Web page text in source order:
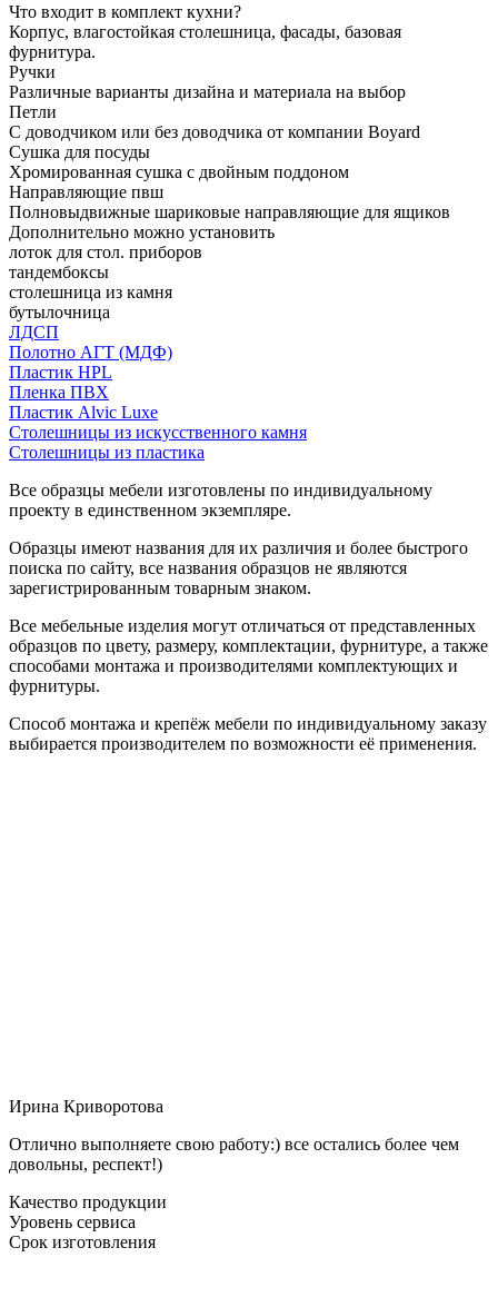
Что входит в комплект кухни?
Корпус, влагостойкая столешница, фасады, базовая
фурнитура.
Ручки
Различные варианты дизайна и материала на выбор
Петли
С доводчиком или без доводчика от компании Boyard
Сушка для посуды
Хромированная сушка с двойным поддоном
Направляющие пвш
Полновыдвижные шариковые направляющие для ящиков
Дополнительно можно установить
лоток для стол. приборов
тандембоксы
столешница из камня
бутылочница
ЛДСП
Полотно АГТ (МДФ)
Пластик HPL
Пленка ПВХ
Пластик Alvic Luxe
Столешницы из искусственного камня
Столешницы из пластика
Все образцы мебели изготовлены по индивидуальному
проекту в единственном экземпляре.
Образцы имеют названия для их различия и более быстрого
поиска по сайту, все названия образцов не являются
зарегистрированным товарным знаком.
Все мебельные изделия могут отличаться от представленных
образцов по цвету, размеру, комплектации, фурнитуре, а также
способами монтажа и производителями комплектующих и
фурнитуры.
Способ монтажа и крепёж мебели по индивидуальному заказу
выбирается производителем по возможности её применения.
Ирина Криворотова
Отлично выполняете свою работу:) все остались более чем
довольны, респект!)
Качество продукции
Уровень сервиса
Срок изготовления